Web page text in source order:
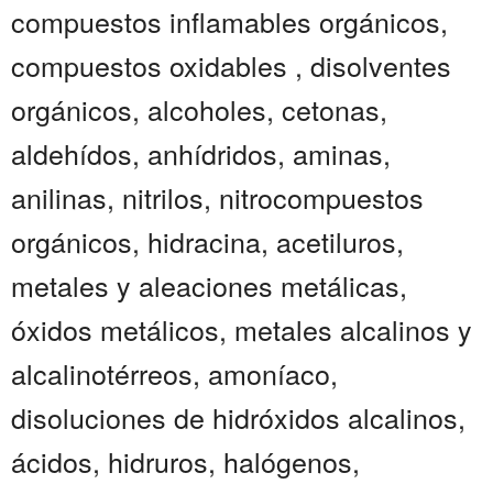
compuestos inflamables orgánicos,
compuestos oxidables , disolventes
orgánicos, alcoholes, cetonas,
aldehídos, anhídridos, aminas,
anilinas, nitrilos, nitrocompuestos
orgánicos, hidracina, acetiluros,
metales y aleaciones metálicas,
óxidos metálicos, metales alcalinos y
alcalinotérreos, amoníaco,
disoluciones de hidróxidos alcalinos,
ácidos, hidruros, halógenos,